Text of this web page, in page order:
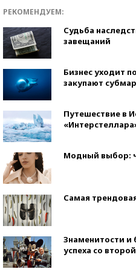
РЕКОМЕНДУЕМ:
Судьба
завещаний
Бизнес уходит
закупают
Путешествие в
Модный выбор:
Самая
Знаменитости
успеха со